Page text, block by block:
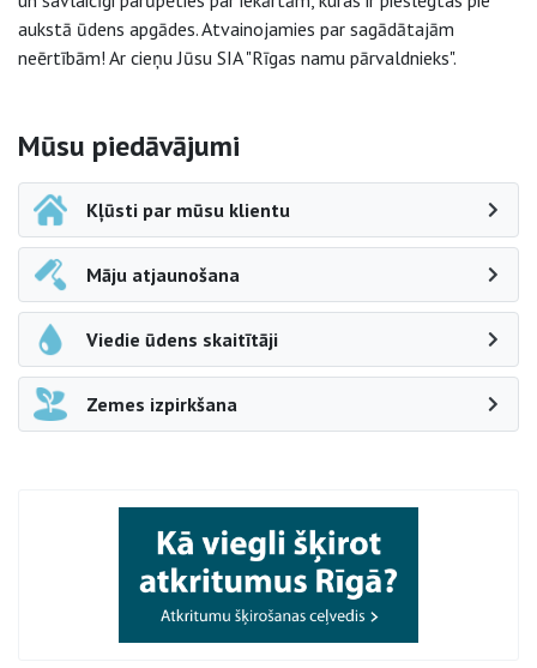
aukstā ūdens apgādes. Atvainojamies par sagādātajām
neērtībām! Ar cieņu Jūsu SIA "Rīgas namu pārvaldnieks".
Sāna navigācija
Mūsu piedāvājumi
Kļūsti par mūsu klientu
Māju atjaunošana
Viedie ūdens skaitītāji
Zemes izpirkšana